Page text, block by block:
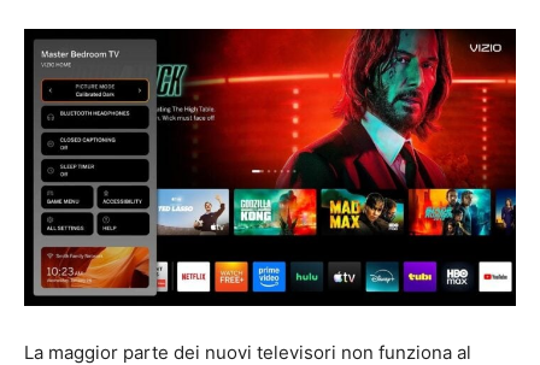
La maggior parte dei nuovi televisori non funziona al